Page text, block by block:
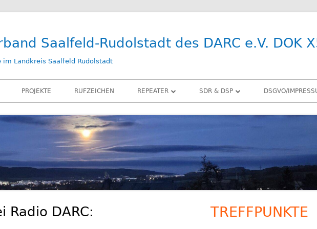
Saalfeld-Rudolstadt des DARC e.V. DOK
im Landkreis Saalfeld Rudolstadt
PROJEKTE RUFZEICHEN REPEATER
DB0SLF / TEST
SDR & DSP
LAN-IQ SDR
BELKA DX
DSGVO/
Radio DARC:
Haupt-
TREFFPUNKTE